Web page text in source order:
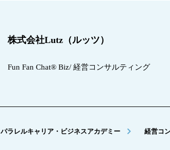
株式会社Lutz（ルッツ）
Fun Fan Chat® Biz/ 経営コンサルティング
パラレルキャリア・ビジネスアカデミー 経営コ